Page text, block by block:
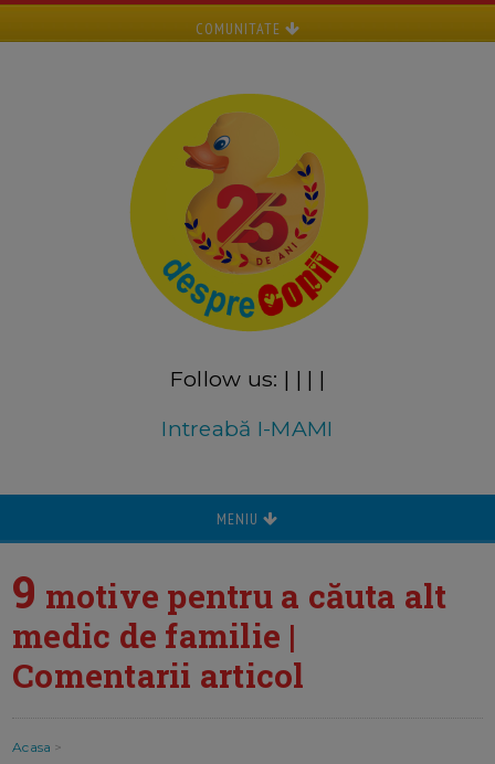
COMUNITATE
Follow us: | | | |
Intreabă I-MAMI
MENIU
9 motive pentru a căuta alt
medic de familie |
Comentarii articol
Acasa >